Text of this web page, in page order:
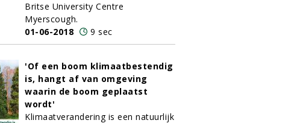
Britse University Centre
Myerscough.
01-06-2018
9 sec
'Of een boom klimaatbestendig
is, hangt af van omgeving
waarin de boom geplaatst
wordt'
Klimaatverandering is een natuurlijk